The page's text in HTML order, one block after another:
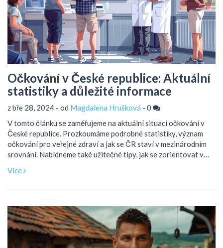
Očkování v České republice: Aktuální
statistiky a důležité informace
z bře 28, 2024 - od Magdalena Hrušková - 0
V tomto článku se zaměřujeme na aktuální situaci očkování v
České republice. Prozkoumáme podrobné statistiky, význam
očkování pro veřejné zdraví a jak se ČR staví v mezinárodním
srovnání. Nabídneme také užitečné tipy, jak se zorientovat v
očkování.
Více